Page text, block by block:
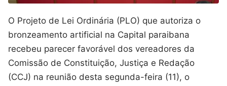
O Projeto de Lei Ordinária (PLO) que autoriza o
bronzeamento artificial na Capital paraibana
recebeu parecer favorável dos vereadores da
Comissão de Constituição, Justiça e Redação
(CCJ) na reunião desta segunda-feira (11), o